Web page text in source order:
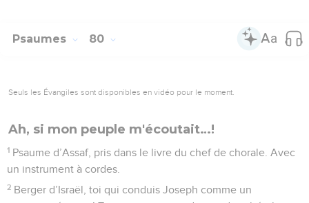
Psaumes 80
Seuls les Évangiles sont disponibles en vidéo pour le moment.
Ah, si mon peuple m'écoutait…!
1 Psaume d’Assaf, pris dans le livre du chef de chorale. Avec
un instrument à cordes.
2 Berger d’Israël, toi qui conduis Joseph comme un